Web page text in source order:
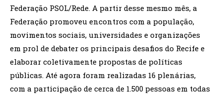
Federação PSOL/Rede. A partir desse mesmo mês, a
Federação promoveu encontros com a população,
movimentos sociais, universidades e organizações
em prol de debater os principais desafios do Recife e
elaborar coletivamente propostas de políticas
públicas. Até agora foram realizadas 16 plenárias,
com a participação de cerca de 1.500 pessoas em todas